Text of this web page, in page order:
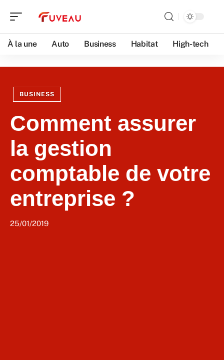
À la une Auto Business Habitat High-tech
BUSINESS
Comment assurer
la gestion
comptable de votre
entreprise ?
25/01/2019